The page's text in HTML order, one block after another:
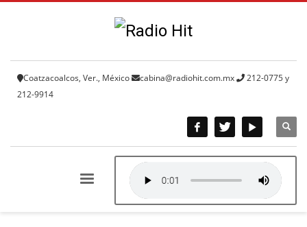
Coatzacoalcos, Ver., México cabina@radiohit.com.mx
212-0775 y
212-9914